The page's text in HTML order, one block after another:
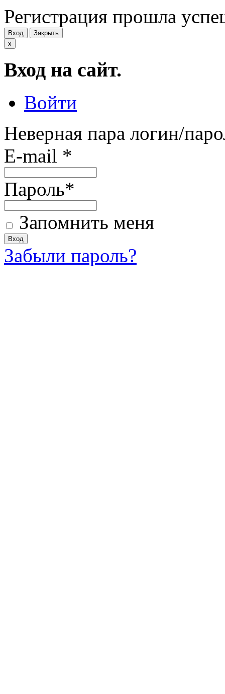
Регистрация прошла
Вход
Закрыть
x
Вход на сайт.
Войти
Неверная пара логин/
E-mail *
Пароль*
Запомнить меня
Забыли пароль?